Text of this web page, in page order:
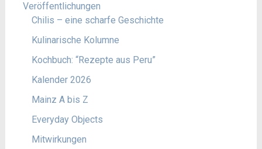
Veröffentlichungen
Chilis – eine scharfe Geschichte
Kulinarische Kolumne
Kochbuch: “Rezepte aus Peru”
Kalender 2026
Mainz A bis Z
Everyday Objects
Mitwirkungen